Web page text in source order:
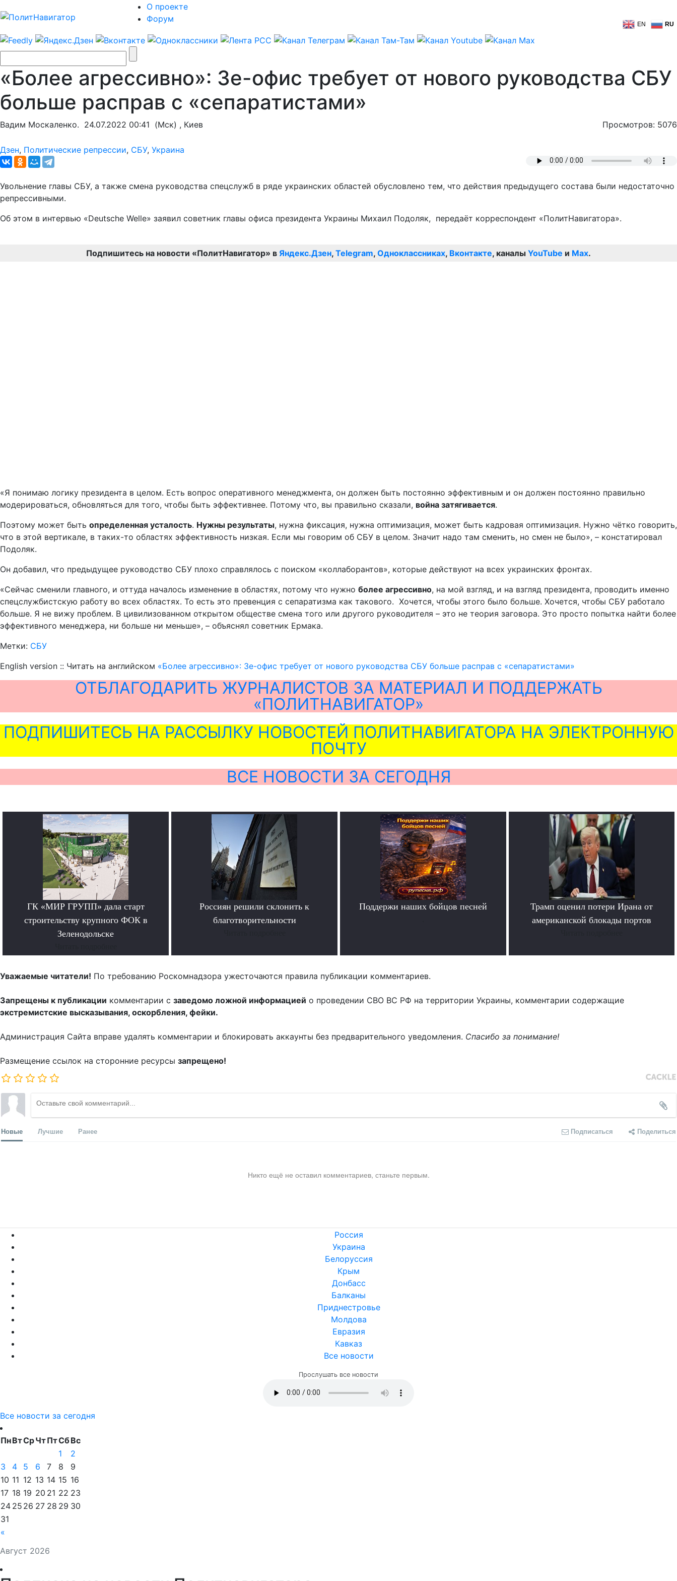
О проекте
Форум
EN RU
«Более агрессивно»: Зе-офис требует от нового руководства СБУ
больше расправ с «сепаратистами»
Вадим Москаленко. 24.07.2022 00:41 (Мск) , Киев Просмотров: 5076
Дзен, Политические репрессии, СБУ, Украина
Увольнение главы СБУ, а также смена руководства спецслужб в ряде украинских областей обусловлено тем, что действия предыдущего состава были недостаточно
репрессивными.
Об этом в интервью «Deutsche Welle» заявил советник главы офиса президента Украины Михаил Подоляк, передаёт корреспондент «ПолитНавигатора».
Подпишитесь на новости «ПолитНавигатор» в Яндекс.Дзен, Telegram, Одноклассниках, Вконтакте, каналы YouTube и Max.
«Я понимаю логику президента в целом. Есть вопрос оперативного менеджмента, он должен быть постоянно эффективным и он должен постоянно правильно
модерироваться, обновляться для того, чтобы быть эффективнее. Потому что, вы правильно сказали, война затягивается.
Поэтому может быть определенная усталость. Нужны результаты, нужна фиксация, нужна оптимизация, может быть кадровая оптимизация. Нужно чётко говорить,
что в этой вертикале, в таких-то областях эффективность низкая. Если мы говорим об СБУ в целом. Значит надо там сменить, но смен не было», – констатировал
Подоляк.
Он добавил, что предыдущее руководство СБУ плохо справлялось с поиском «коллаборантов», которые действуют на всех украинских фронтах.
«Сейчас сменили главного, и оттуда началось изменение в областях, потому что нужно более агрессивно, на мой взгляд, и на взгляд президента, проводить именно
спецслужбистскую работу во всех областях. То есть это превенция с сепаратизма как такового. Хочется, чтобы этого было больше. Хочется, чтобы СБУ работало
больше. Я не вижу проблем. В цивилизованном открытом обществе смена того или другого руководителя – это не теория заговора. Это просто попытка найти более
эффективного менеджера, ни больше ни меньше», – объяснял советник Ермака.
Метки: СБУ
English version :: Читать на английском «Более агрессивно»: Зе-офис требует от нового руководства СБУ больше расправ с «сепаратистами»
ОТБЛАГОДАРИТЬ ЖУРНАЛИСТОВ ЗА МАТЕРИАЛ И ПОДДЕРЖАТЬ
«ПОЛИТНАВИГАТОР»
ПОДПИШИТЕСЬ НА РАССЫЛКУ НОВОСТЕЙ ПОЛИТНАВИГАТОРА НА ЭЛЕКТРОННУЮ
ПОЧТУ
ВСЕ НОВОСТИ ЗА СЕГОДНЯ
ГК «МИР ГРУПП» дала старт
строительству крупного ФОК в
Зеленодольске
Россиян решили склонить к
благотворительности
Поддержи наших бойцов песней
Трамп оценил потери Ирана от
американской блокады портов
Уважаемые читатели! По требованию Роскомнадзора ужесточаются правила публикации комментариев.
Запрещены к публикации комментарии с заведомо ложной информацией о проведении СВО ВС РФ на территории Украины, комментарии содержащие
экстремистские высказывания, оскорбления, фейки.
Администрация Сайта вправе удалять комментарии и блокировать аккаунты без предварительного уведомления. Спасибо за понимание!
Размещение ссылок на сторонние ресурсы запрещено!
Новые Лучшие Ранее Подписаться Поделиться
Никто ещё не оставил комментариев, станьте первым.
Россия
Украина
Белоруссия
Крым
Донбасс
Балканы
Приднестровье
Молдова
Евразия
Кавказ
Все новости
Прослушать все новости
Все новости за сегодня
Август 2026
ПнВтСрЧтПтСбВс
«
1
2
3
4 5 6 7 8
9
10 11 12 13 14 15 16
17 18 19 20 21 22 23
24 25 26 27 28 29 30
31